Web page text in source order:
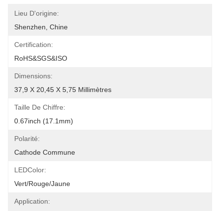
Lieu D'origine:
Shenzhen, Chine
Certification:
RoHS&SGS&ISO
Dimensions:
37,9 X 20,45 X 5,75 Millimètres
Taille De Chiffre:
0.67inch (17.1mm)
Polarité:
Cathode Commune
LEDColor:
Vert/rouge/jaune
Application: